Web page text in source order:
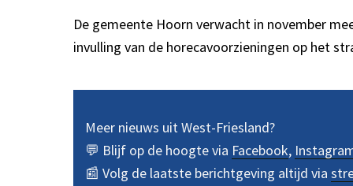
De gemeente Hoorn verwacht in november
invulling van de horecavoorzieningen op het
Meer nieuws uit West-Friesland?
💬 Blijf op de hoogte via Facebook,
📰 Volg de laatste berichtgeving altijd via